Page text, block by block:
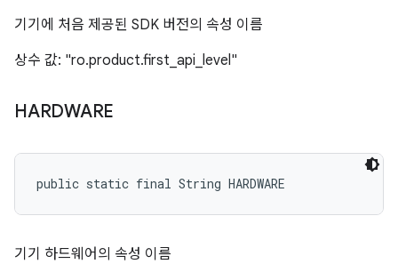
기기에 처음 제공된 SDK 버전의 속성 이름
상수 값: "ro.product.first_api_level"
HARDWARE
public static final String HARDWARE
기기 하드웨어의 속성 이름